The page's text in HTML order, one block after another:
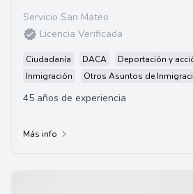
Servicio San Mateo
Licencia Verificada
Ciudadanía DACA
Deportación y
Inmigración
Otros Asuntos de
45 años de experiencia
Más info